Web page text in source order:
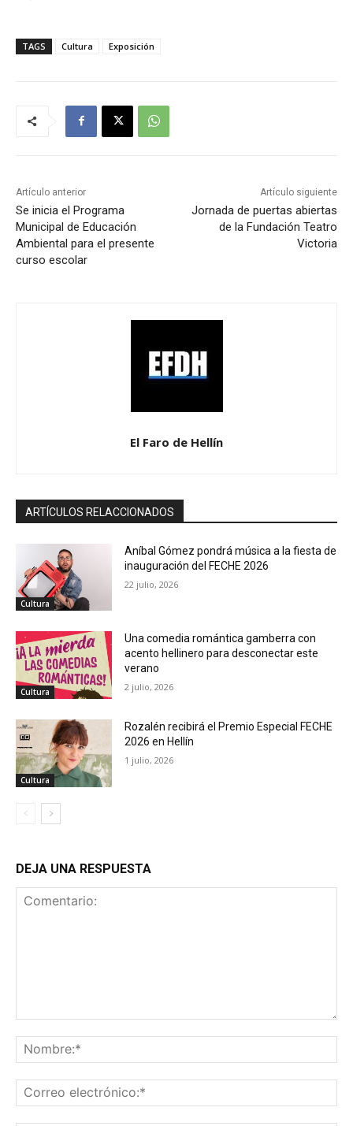
TAGS Cultura Exposición
Artículo anterior
Se inicia el Programa
Municipal de Educación
Ambiental para el presente
curso escolar
Artículo siguiente
Jornada de puertas abiertas
de la Fundación Teatro
Victoria
El Faro de Hellín
ARTÍCULOS RELACCIONADOS
Cultura
Aníbal Gómez pondrá música a la fiesta de
inauguración del FECHE 2026
22 julio, 2026
Cultura
Una comedia romántica gamberra con
acento hellinero para desconectar este
verano
2 julio, 2026
Cultura
Rozalén recibirá el Premio Especial FECHE
2026 en Hellín
1 julio, 2026
DEJA UNA RESPUESTA